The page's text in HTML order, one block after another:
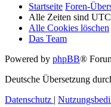
Startseite Foren-
Alle Zeiten sind
Alle Cookies löschen
Das Team
Powered by phpBB®
Deutsche Übersetzung
Datenschutz |